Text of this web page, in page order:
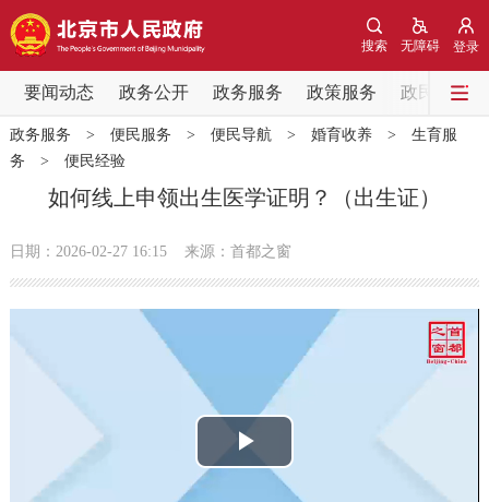
登录
无障碍
搜索
要闻动态 政务公开 政务服务 政策服务 政民互动
要闻动态
党中央精神 国务院信息 中央部委动态
北京要闻 会议信息 部门动态
各区热点
政策兑现 政策解读 回应关切
政务服务 > 便民服务 > 便民导航 > 婚育收养> 生育服
务 > 便民经验
如何线上申领出生医学证明？（出生证）
日期：2026-02-27 16:15 来源：首都之窗
播